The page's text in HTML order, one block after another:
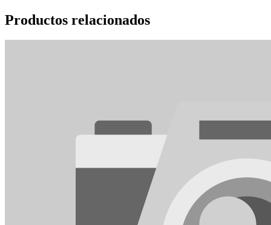
Productos relacionados